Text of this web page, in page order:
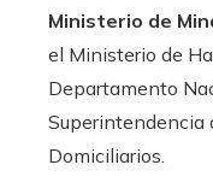
Ministerio de
el Ministerio de
Departamento
Superintendencia
Domiciliarios.